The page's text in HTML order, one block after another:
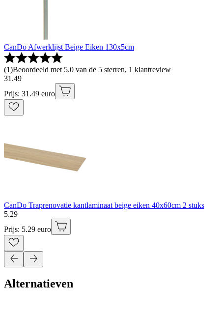
CanDo Afwerklijst Beige Eiken 130x5cm
(1)Beoordeeld met 5.0 van de 5 sterren, 1 klantreview
31 .49
Prijs: 31.49 euro
CanDo Traprenovatie kantlaminaat beige eiken 40x60cm 2 stuks
5.29
Prijs: 5.29 euro
Alternatieven